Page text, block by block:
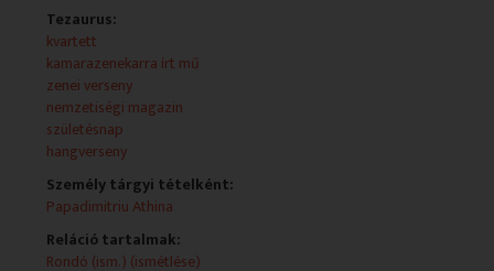
- A fiatal bolgár művészekből álló Siluett Kvartett
koncertje Budapesten.
- Papadimitriu Athina születésnapi estje. A művésznő
családjáról, életfelfogásáról beszél, zenével és tánccal.
Műsorszolgáltatói ismertető:
Első adás: 2014-03-06 12:33
Tartalom:
fiatal bolgár művészek februárban jártak Budapesten.
Tezaurus:
kvartett
kamarazenekarra írt mű
zenei verseny
nemzetiségi magazin
születésnap
hangverseny
Személy tárgyi tételként:
Papadimitriu Athina
Reláció tartalmak:
Rondó (ism.) (ismétlése)